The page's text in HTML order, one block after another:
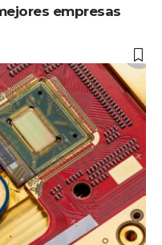
empresas